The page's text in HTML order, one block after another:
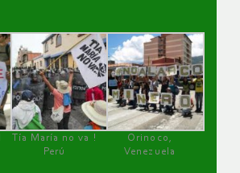
Tía María no va !
Perú
Orinoco,
Venezuela